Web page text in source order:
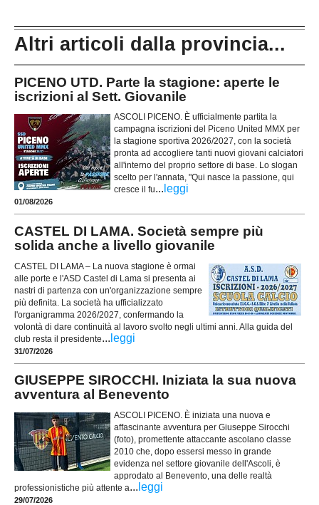
Altri articoli dalla provincia...
PICENO UTD. Parte la stagione: aperte le
iscrizioni al Sett. Giovanile
ASCOLI PICENO. È ufficialmente partita la
campagna iscrizioni del Piceno United MMX per
la stagione sportiva 2026/2027, con la società
pronta ad accogliere tanti nuovi giovani calciatori
all'interno del proprio settore di base. Lo slogan
scelto per l'annata, "Qui nasce la passione, qui
cresce il fu... leggi
01/08/2026
CASTEL DI LAMA. Società sempre più
solida anche a livello giovanile
CASTEL DI LAMA – La nuova stagione è ormai
alle porte e l'ASD Castel di Lama si presenta ai
nastri di partenza con un'organizzazione sempre
più definita. La società ha ufficializzato
l'organigramma 2026/2027, confermando la
volontà di dare continuità al lavoro svolto negli ultimi anni. Alla guida del
club resta il presidente... leggi
31/07/2026
GIUSEPPE SIROCCHI. Iniziata la sua nuova
avventura al Benevento
ASCOLI PICENO. È iniziata una nuova e
affascinante avventura per Giuseppe Sirocchi
(foto), promettente attaccante ascolano classe
2010 che, dopo essersi messo in grande
evidenza nel settore giovanile dell'Ascoli, è
approdato al Benevento, una delle realtà
professionistiche più attente a... leggi
29/07/2026